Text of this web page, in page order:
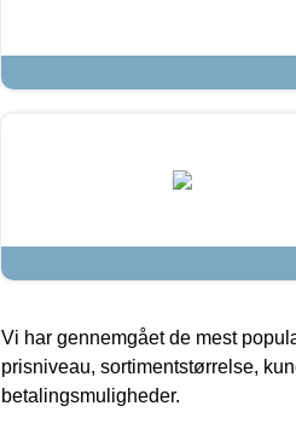
Vi har gennemgået de mest
prisniveau, sortimentstørrelse,
betalingsmuligheder.